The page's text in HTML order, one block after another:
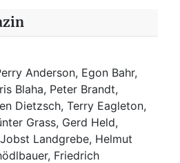
Anderson, Egon Bahr,
Blaha, Peter Brandt,
Dietzsch, Terry Eagleton,
Grass, Gerd Held,
Landgrebe, Helmut
Friedrich